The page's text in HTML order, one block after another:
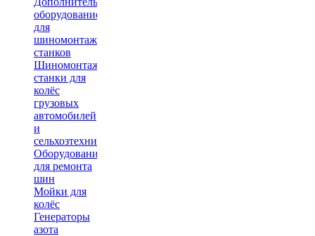
оборудование
для
шиномонтажных
станков
Шиномонтажные
станки для
колёс
грузовых
автомобилей
и
сельхозтехники
Оборудование
для ремонта
шин
Мойки для
колёс
Генераторы
азота